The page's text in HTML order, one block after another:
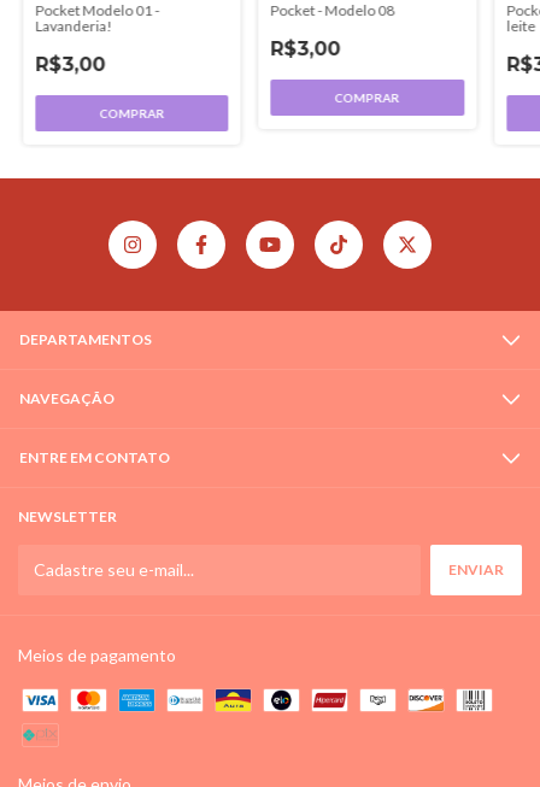
Pocket Modelo 01 -
Lavanderia!
R$3,00
COMPRAR
Pocket - Modelo 08
R$3,00
COMPRAR
leite
DEPARTAMENTOS
NAVEGAÇÃO
ENTRE EM CONTATO
NEWSLETTER
Meios de pagamento